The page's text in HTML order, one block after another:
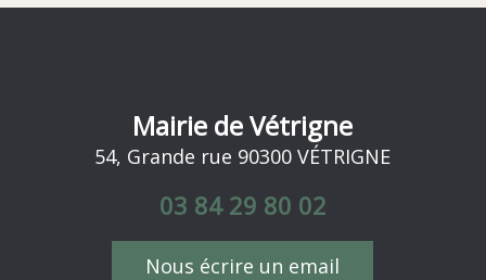
Mairie de Vétrigne
54, Grande rue 90300 VÉTRIGNE
03 84 29 80 02
Nous écrire un email